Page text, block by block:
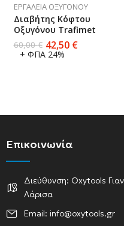
ΕΡΓΑΛΕΊΑ ΟΞΥΓΌΝΟΥ
Διαβήτης Κόφτου
Οξυγόνου Trafimet
60,00€ 42,50 €
+ ΦΠΑ 24%
Επικοινωνία
Διεύθυνση: Oxytools
Λάρισα
Email: info@oxytools.gr